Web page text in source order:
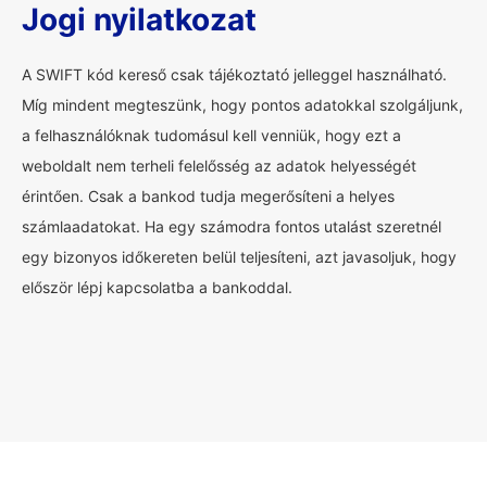
Jogi nyilatkozat
A SWIFT kód kereső csak tájékoztató jelleggel használható.
Míg mindent megteszünk, hogy pontos adatokkal szolgáljunk,
a felhasználóknak tudomásul kell venniük, hogy ezt a
weboldalt nem terheli felelősség az adatok helyességét
érintően. Csak a bankod tudja megerősíteni a helyes
számlaadatokat. Ha egy számodra fontos utalást szeretnél
egy bizonyos időkereten belül teljesíteni, azt javasoljuk, hogy
először lépj kapcsolatba a bankoddal.